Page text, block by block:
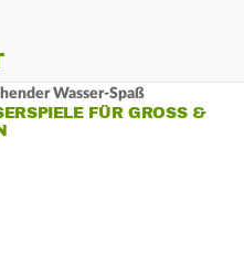
Wasser-Spaß
FÜR GROSS & K